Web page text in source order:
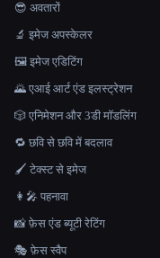
😎 अवतारों
🔬 इमेज अपस्केलर
🖼️ इमेज एडिटिंग
🌄 एआई आर्ट एंड इलस्ट्रेशन
🎲 एनिमेशन और 3डी मॉडलिंग
🔁 छवि से छवि में बदलाव
🖌️ टेक्स्ट से इमेज
👩‍🎤 पहनावा
📸 फ़ेस एंड ब्यूटी रेटिंग
🎭 फ़ेस स्वैप